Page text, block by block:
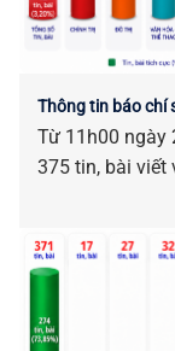
Thông tin báo chí
Từ 11h00 ngày
375 tin, bài viết